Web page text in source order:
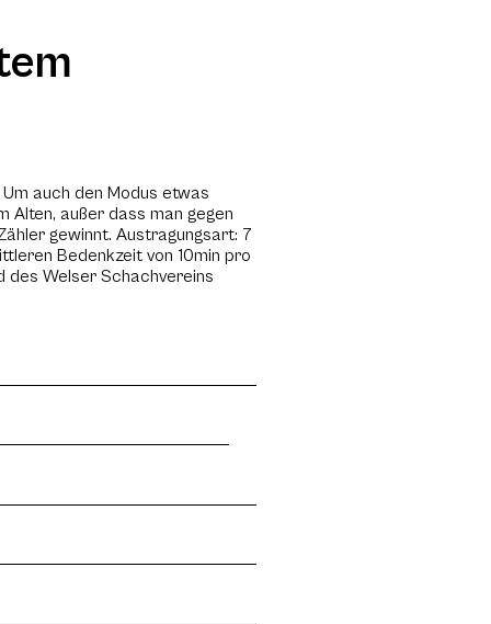
auch den Modus etwas
Alten, außer dass man gegen
gewinnt. Austragungsart: 7
Bedenkzeit von 10min pro
des Welser Schachvereins